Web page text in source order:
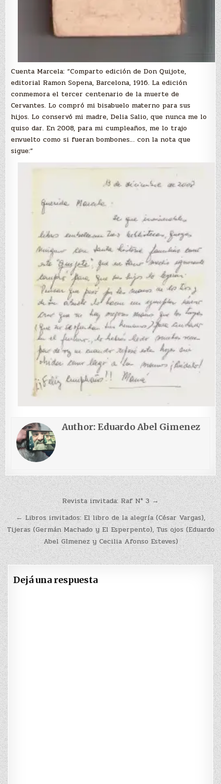
Cuenta Marcela: “Comparto edición de Don Quijote,
editorial Ramon Sopena, Barcelona, 1916. La edición
conmemora el tercer centenario de la muerte de
Cervantes. Lo compró mi bisabuelo materno para sus
hijos. Lo conservó mi madre, Delia Salio, que nunca me lo
quiso dar. En 2008, para mi cumpleaños, me lo trajo
envuelto como si fueran bombones… con la nota que
sigue:”
Author:Eduardo Abel Gimenez
Navegación
de
entradas
Revista invitada: Raf N° 3 →
← Libros invitados: El libro de la alegría (César Vargas),
Tijeras (Germán Machado y El Esperpento), Tus ojos (Eduardo
Abel GImenez y Cecilia Afonso Esteves)
Dejá una respuesta